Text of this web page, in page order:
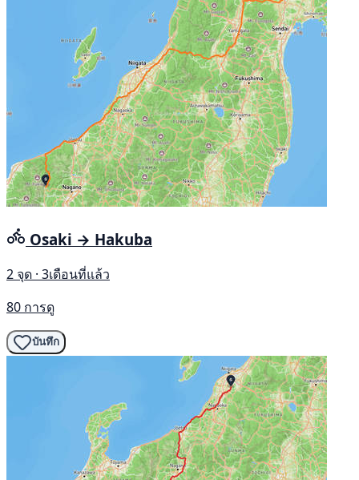
Osaki → Hakuba
2 จุด · 3เดือนที่แล้ว
80 การดู
บันทึก